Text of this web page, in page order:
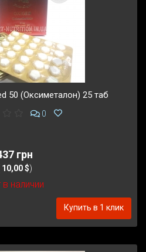
50 (Оксиметалон) 25 таб
0
грн
10,00 $)
в наличии
Купить в 1 клик